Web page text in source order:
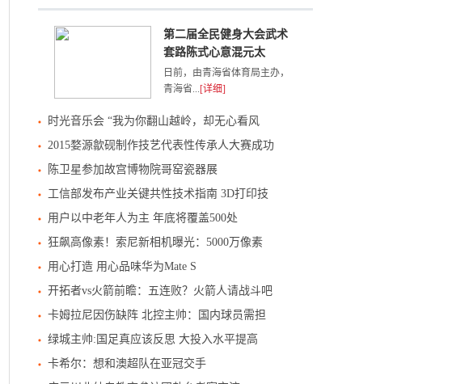
第二届全民健身大会武术
套路陈式心意混元太
日前，由青海省体育局主办，
青海省...[详细]
时光音乐会 “我为你翻山越岭，却无心看风
2015婺源歙砚制作技艺代表性传承人大赛成功
陈卫星参加故宫博物院哥窑瓷器展
工信部发布产业关键共性技术指南 3D打印技
用户以中老年人为主 年底将覆盖500处
狂飙高像素！索尼新相机曝光：5000万像素
用心打造 用心品味华为Mate S
开拓者vs火箭前瞻：五连败？火箭人请战斗吧
卡姆拉尼因伤缺阵 北控主帅：国内球员需担
绿城主帅:国足真应该反思 大投入水平提高
卡希尔：想和澳超队在亚冠交手